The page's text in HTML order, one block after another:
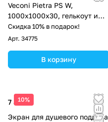
Veconi Pietra PS W,
1000x1000x30, гелькоут и
стекловолокно, белый
Скидка 10% в подарок!
Арт. 34775
В корзину
10%
7 873 ₽
Экран для душевого поддона